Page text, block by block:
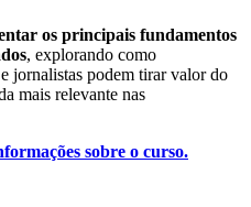
os principais fundamentos
, explorando como
jornalistas podem tirar valor do
mais relevante nas
sobre o curso.